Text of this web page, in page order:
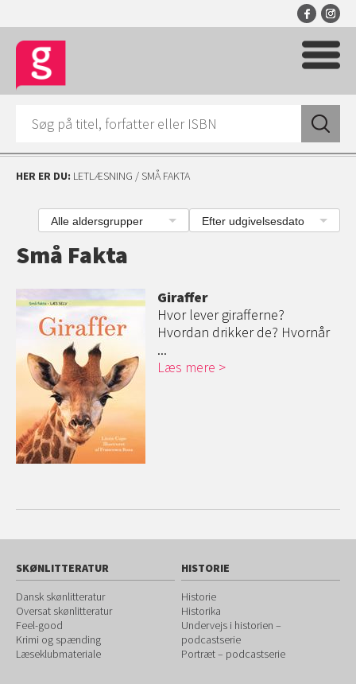
HER ER DU: LETLÆSNING / SMÅ FAKTA
Efter udgivelsesdato
Alle aldersgrupper
Små Fakta
Giraffer
Hvor lever girafferne?
Hvordan drikker de? Hvornår
...
Læs mere
SKØNLITTERATUR
Dansk skønlitteratur
Oversat skønlitteratur
Feel-good
Krimi og spænding
Læseklubmateriale
HISTORIE
Historie
Historika
Undervejs i historien –
podcastserie
Portræt – podcastserie